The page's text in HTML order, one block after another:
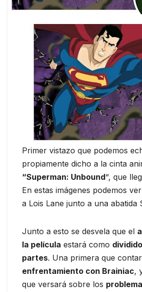
Primer vistazo que podemos
propiamente dicho a la cinta
“Superman: Unbound“, que
En estas imágenes podemos
a Lois Lane junto a una abatida
Junto a esto se desvela que el
la película estará como
partes. Una primera que
enfrentamiento con Brainiac,
que versará sobre los